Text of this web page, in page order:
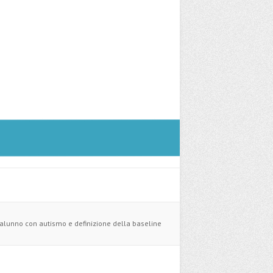
con autismo e definizione della baseline